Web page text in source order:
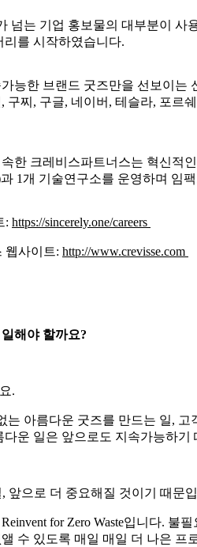
넘는 기업 홍보물의 대부분이
리를 시작하였습니다.
능한 브랜드 굿즈만을 선보이는
구찌, 구글, 네이버, 테슬라, 포르
한 크레비스파트너스는 혁신적
1개 기술연구소를 운영하며 임
: https://sincerely.one/careers
웹사이트: http://www.crevisse.com
해야 할까요?
.
는 아름다운 굿즈를 만드는 일,
다운 일은 앞으로도 지속가능하
앞으로 더 중요해질 것이기 때문
for Zero Waste입니다.
수 있도록 매일 매일 더 나은